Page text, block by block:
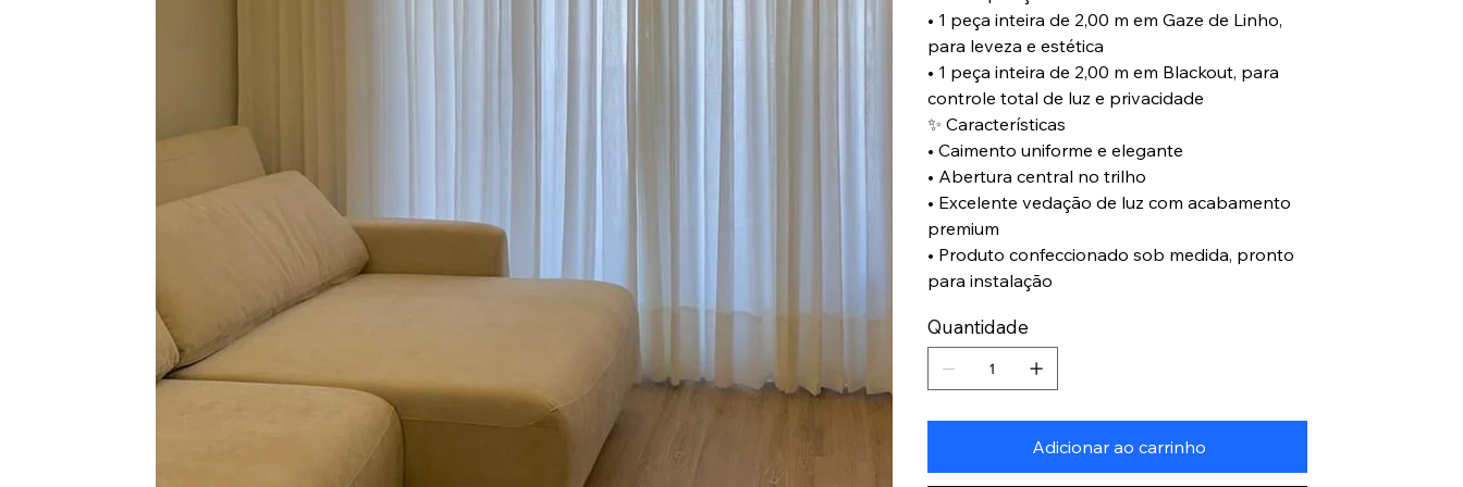
• 1 peça inteira de 2,00 m em Gaze de Linho,
para leveza e estética
• 1 peça inteira de 2,00 m em Blackout, para
controle total de luz e privacidade
✨ Características
• Caimento uniforme e elegante
• Abertura central no trilho
• Excelente vedação de luz com acabamento
premium
• Produto confeccionado sob medida, pronto
para instalação
Quantidade
Adicionar ao carrinho